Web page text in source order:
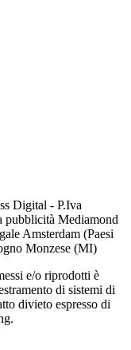
Digital - P.Iva
pubblicità Mediamond
Amsterdam (Paesi
Monzese (MI)
e/o riprodotti è
di sistemi di
divieto espresso di